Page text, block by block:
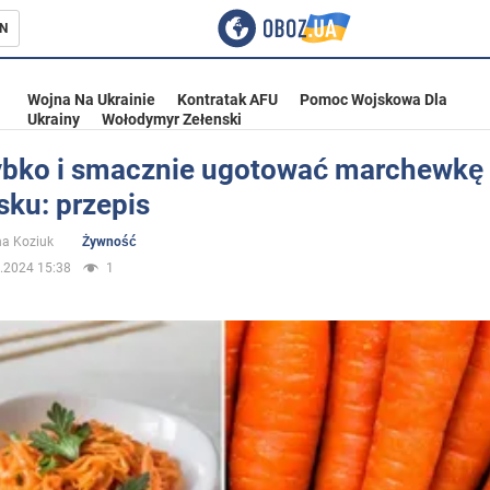
Ukrainie
Wojna Na Ukrainie Kontratak AFU
Pomoc Wojskowa Dla
Ukrainy
Wołodymyr Zełenski
i smacznie ugotować marchewkę
przepis
Koziuk
Żywność
15:38
1